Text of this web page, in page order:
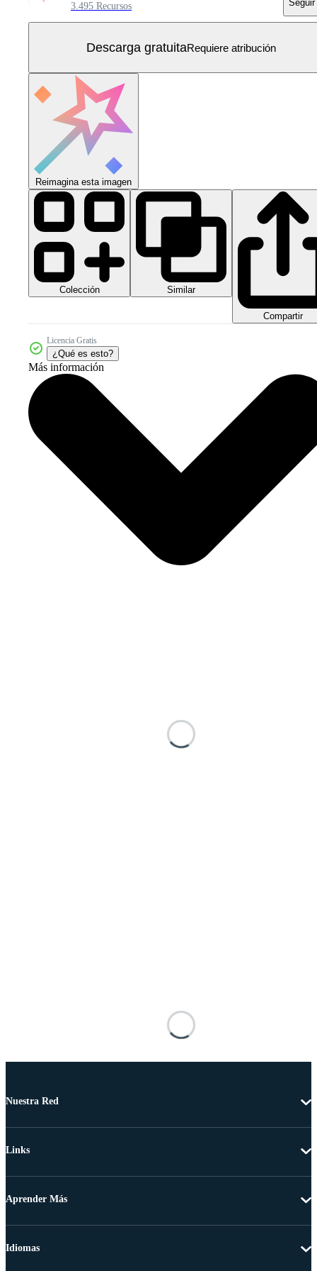
3.495 Recursos Seguir
Descarga gratuitaRequiere atribución
Reimagina esta imagen
Colección Similar
Compartir
Licencia Gratis
¿Qué es esto?
Más información
Nuestra Red
Links
Aprender Más
Idiomas